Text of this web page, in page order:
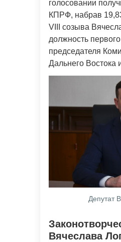
голосовании
КПРФ, набрав
VIII созыва
должность
председателя
Дальнего Востока
Депутат
Вячеслава